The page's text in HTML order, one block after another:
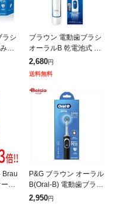
ラシ
ク
シ
充
ブラウン 電動歯ブラシ
オーラルB 乾電池式 DB
5010N 電動ハブラシ オ
ーラルケア 充電式 歯磨
き はみがき 歯垢除去 O
2,680円
送料無料
Brau
ラ
BK
P&G ブラウン オーラル
B(Oral-B) 電動歯ブラシ
D100 すみずみクリー
2,950円